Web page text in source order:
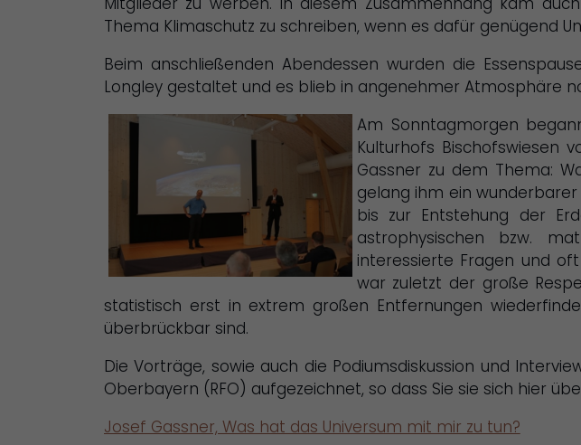
Thema Klimaschutz zu schreiben, wenn es dafür genügend
Beim anschließenden Abendessen wurden die
Longley gestaltet und es blieb in angenehmer Atmosphäre
Am Sonntagmorgen
Kulturhofs Bischofswiesen
Gassner zu dem Thema:
gelang ihm ein
bis zur Entstehung der
astrophysischen bzw.
interessierte Fragen und
war zuletzt der große
statistisch erst in extrem großen Entfernungen
überbrückbar sind.
Die Vorträge, sowie auch die Podiumsdiskussion und
Oberbayern (RFO) aufgezeichnet, so dass Sie sie sich hier
Josef Gassner, Was hat das Universum mit mir zu tun?